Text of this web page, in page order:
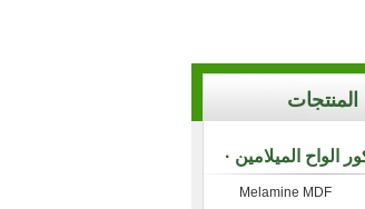
الواح الميلامين
Melamine MDF